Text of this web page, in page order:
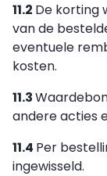
11.2 De korting
van de
eventuele
kosten.
11.3
andere acties
11.4 Per
ingewisseld.